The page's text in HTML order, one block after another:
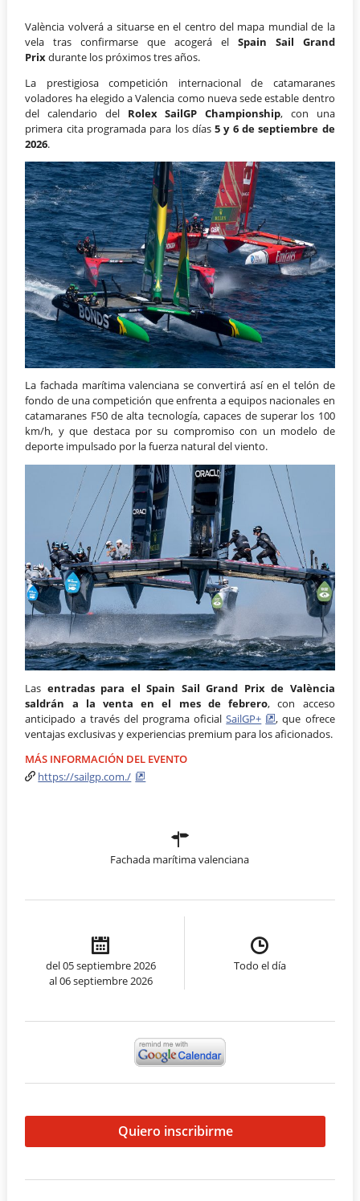
València volverá a situarse en el centro del mapa mundial de la
vela tras confirmarse que acogerá el Spain Sail Grand
Prixdurante los próximos tres años.
La prestigiosa competición internacional de catamaranes
voladores ha elegido a Valencia como nueva sede estable dentro
del calendario del Rolex SailGP Championship, con una
primera cita programada para los días5 y 6 de septiembre de
2026.
La fachada marítima valenciana se convertirá así en el telón de
fondo de una competición que enfrenta a equipos nacionales en
catamaranes F50 de alta tecnología, capaces de superar los 100
km/h, y que destaca por su compromiso con un modelo de
deporte impulsado por la fuerza natural del viento.
Las entradas para el Spain Sail Grand Prix de València
saldrán a la venta en el mes de febrero, con acceso
anticipado a través del programa oficialSailGP+
, que ofrece
ventajas exclusivas y experiencias premium para los aficionados.
MÁS INFORMACIÓN DEL EVENTO
https://sailgp.com./
Fachada marítima valenciana
del 05 septiembre 2026
al 06 septiembre 2026
Todo el día
Quiero inscribirme